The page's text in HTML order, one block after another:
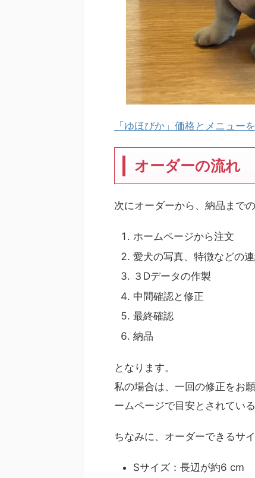
「ゆほびか」価格とメニュー
オーダーの流れ
次にオーダーから、納品まで
ホームページから注文
愛犬の写真、特徴などの
３Dデータの作製
中間確認と修正
最終確認
納品
となります。
私の場合は、一回の修正をお
ームページで目安とされてい
ちなみに、オーダーできるサ
Sサイズ：長辺が約6 cm